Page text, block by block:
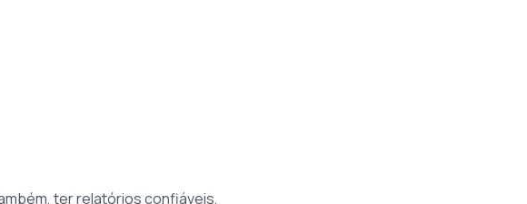
ter relatórios confiáveis,